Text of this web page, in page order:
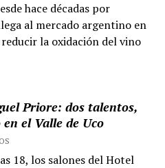
hace décadas por
al mercado argentino en
la oxidación del vino
Priore: dos talentos,
el Valle de Uco
18, los salones del Hotel